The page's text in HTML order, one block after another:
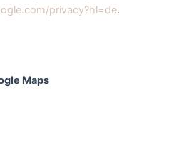
privacy?hl=de.
Maps